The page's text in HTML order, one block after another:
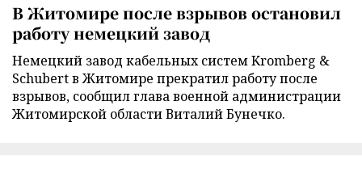
В Житомире после взрывов остановил
работу немецкий завод
Немецкий завод кабельных систем Kromberg &
Schubert в Житомире прекратил работу после
взрывов, сообщил глава военной администрации
Житомирской области Виталий Бунечко.